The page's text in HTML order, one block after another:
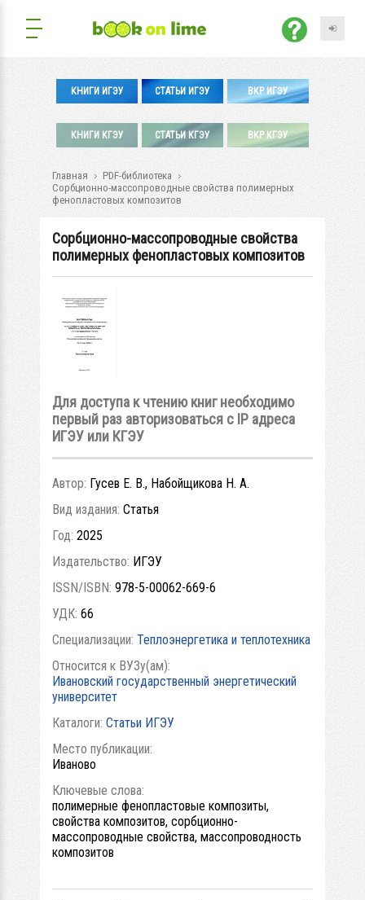
КНИГИ ИГЭУ СТАТЬИ ИГЭУ ВКР ИГЭУ
КНИГИ КГЭУ СТАТЬИ КГЭУ ВКР КГЭУ
Главная
PDF-библиотека
Сорбционно-массопроводные свойства полимерных
фенопластовых композитов
Сорбционно-массопроводные свойства
полимерных фенопластовых композитов
Для доступа к чтению книг необходимо
первый раз авторизоваться с IP адреса
ИГЭУ или КГЭУ
Автор: Гусев Е. В., Набойщикова Н. А.
Вид издания: Статья
Год: 2025
Издательство: ИГЭУ
ISSN/ISBN: 978-5-00062-669-6
УДК: 66
Специализации: Теплоэнергетика и теплотехника
Относится к ВУЗу(ам):
Ивановский государственный энергетический
университет
Каталоги: Статьи ИГЭУ
Место публикации:
Иваново
Ключевые слова:
полимерные фенопластовые композиты,
свойства композитов, сорбционно-
массопроводные свойства, массопроводность
композитов